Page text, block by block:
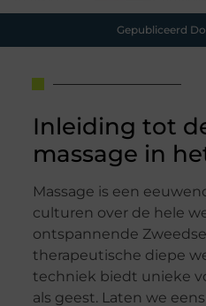
Gepubliceerd
Inleiding tot
massage in
Massage is een
culturen over de hele
ontspannende
therapeutische diepe
techniek biedt unieke
als geest. Laten we